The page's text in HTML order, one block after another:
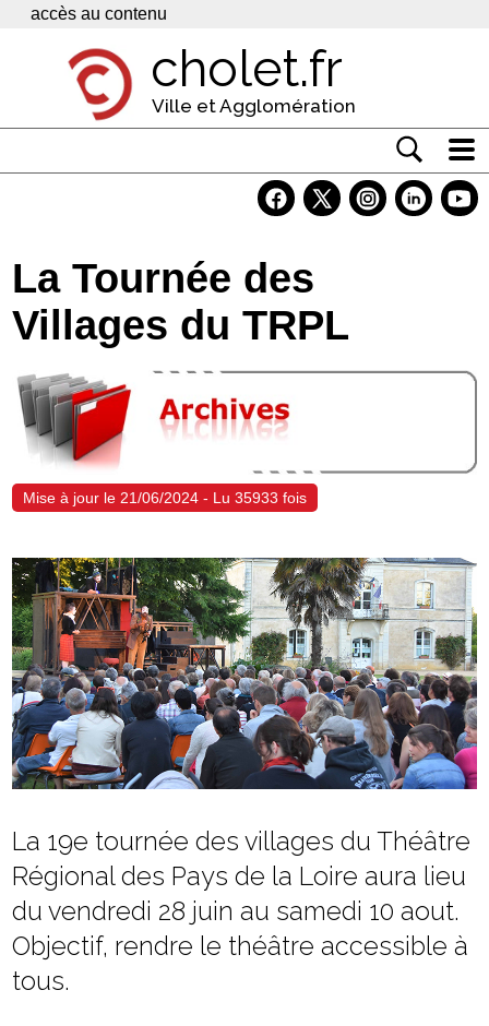
Panneau de gestion des cookies
accès au contenu
cholet.fr
Ville et Agglomération
Economie
Services
Contacts
La Tournée des
Villages du TRPL
Mise à jour le 21/06/2024 - Lu 35933 fois
La 19e tournée des villages du Théâtre
Régional des Pays de la Loire aura lieu
du vendredi 28 juin au samedi 10 aout.
Objectif, rendre le théâtre accessible à
tous.